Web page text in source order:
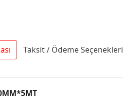
Taksit / Ödeme Seçenekleri